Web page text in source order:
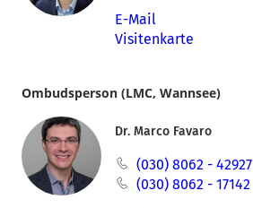
E-Mail
Visitenkarte
Ombudsperson (LMC, Wannsee)
Dr. Marco Favaro
(030) 8062 - 42927
(030) 8062 - 17142